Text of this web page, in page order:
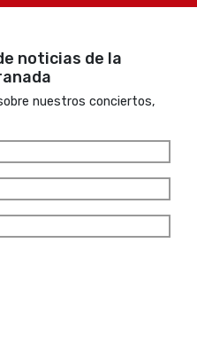
noticias de la
nuestros conciertos,